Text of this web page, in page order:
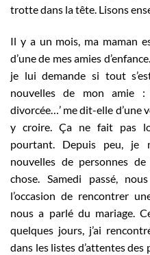
trotte dans la tête. Lisons
Il y a un mois, ma maman
d’une de mes amies
je lui demande si tout
nouvelles de mon amie :
divorcée…’ me dit-elle d’une
y croire. Ça ne fait pas
pourtant. Depuis peu, je
nouvelles de personnes
chose. Samedi passé,
l’occasion de rencontrer
nous a parlé du mariage.
quelques jours, j’ai
dans les listes d’attentes